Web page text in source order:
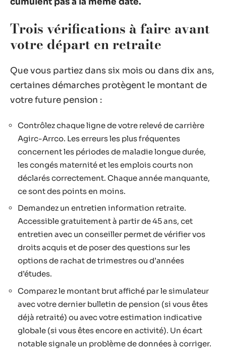
Trois vérifications à faire avant
votre départ en retraite
Que vous partiez dans six mois ou dans dix ans,
certaines démarches protègent le montant de
votre future pension :
Contrôlez chaque ligne de votre relevé de carrière
Agirc-Arrco. Les erreurs les plus fréquentes
concernent les périodes de maladie longue durée,
les congés maternité et les emplois courts non
déclarés correctement. Chaque année manquante,
ce sont des points en moins.
Demandez un entretien information retraite.
Accessible gratuitement à partir de 45 ans, cet
entretien avec un conseiller permet de vérifier vos
droits acquis et de poser des questions sur les
options de rachat de trimestres ou d’années
d’études.
Comparez le montant brut affiché par le simulateur
avec votre dernier bulletin de pension (si vous êtes
déjà retraité) ou avec votre estimation indicative
globale (si vous êtes encore en activité). Un écart
notable signale un problème de données à corriger.